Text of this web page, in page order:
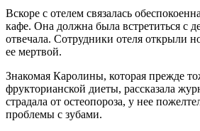
Вскоре с отелем связалась
кафе. Она должна была встретиться с
отвечала. Сотрудники отеля открыли
ее мертвой.
Знакомая Каролины, которая прежде
фрукторианской диеты, рассказала
страдала от остеопороза, у нее
проблемы с зубами.